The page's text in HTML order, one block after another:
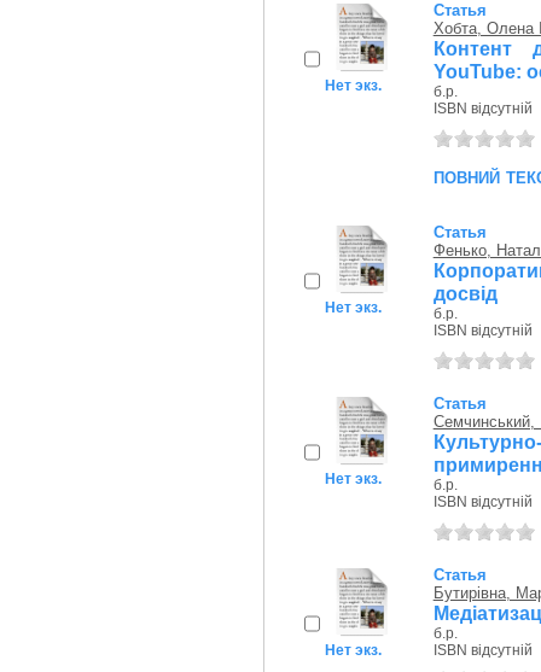
Нет экз.
Статья
Хобта, Олена
Контент
YouTube:
б.р.
ISBN відсутній
повний
Нет экз.
Статья
Фенько,
досвід
б.р.
ISBN відсутній
Нет экз.
Статья
Семчинський,
б.р.
ISBN відсутній
Нет экз.
Статья
Бутирівна,
б.р.
ISBN відсутній